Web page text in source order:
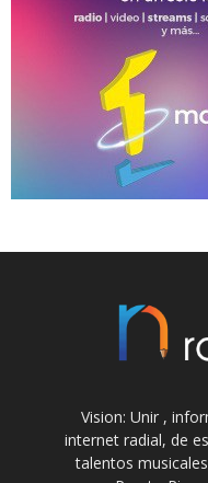
Vision: Unir ,
internet radial, de
talentos